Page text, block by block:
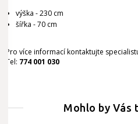
výška - 230 cm
šířka - 70 cm
Pro více informací kontaktujte
Tel: 774 001 030
Mohlo by Vás